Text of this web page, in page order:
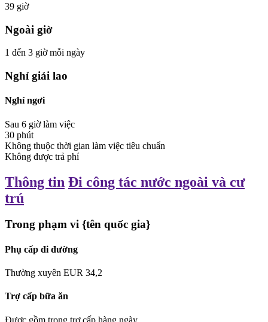
39 giờ
Ngoài giờ
1 đến 3 giờmỗi ngày
Nghỉ giải lao
Nghỉ ngơi
Sau 6 giờ làm việc
30 phút
Không thuộc thời gian làm việc tiêu chuẩn
Không được trả phí
Thông tin Đi công tác nước ngoài và cư
trú
Trong phạm vi {tên quốc gia}
Phụ cấp đi đường
Thường xuyên EUR 34,2
Trợ cấp bữa ăn
Được gồm trong trợ cấp hàng ngày